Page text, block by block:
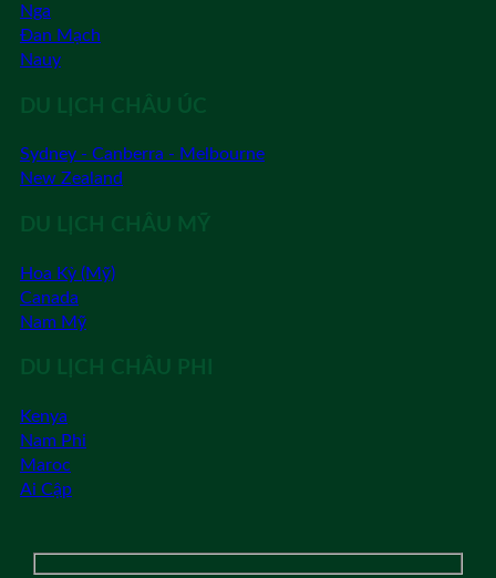
Nga
Đan Mạch
Nauy
DU LỊCH CHÂU ÚC
Sydney - Canberra - Melbourne
New Zealand
DU LỊCH CHÂU MỸ
Hoa Kỳ (Mỹ)
Canada
Nam Mỹ
DU LỊCH CHÂU PHI
Kenya
Nam Phi
Maroc
Ai Cập